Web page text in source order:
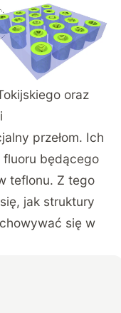
oraz
przełom. Ich
fluoru będącego
teflonu. Z tego
jak struktury
się w